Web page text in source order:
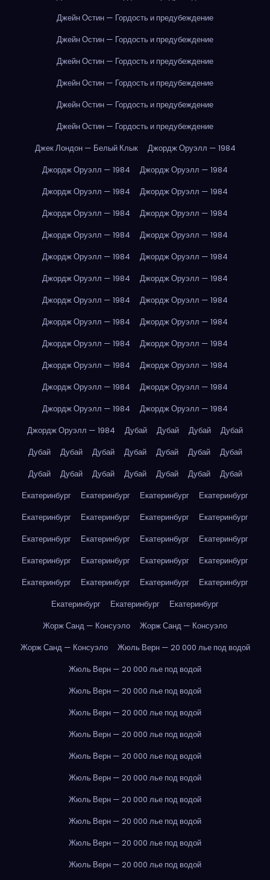
Джейн Остин — Гордость и предубеждение
Джейн Остин — Гордость и предубеждение
Джейн Остин — Гордость и предубеждение
Джейн Остин — Гордость и предубеждение
Джейн Остин — Гордость и предубеждение
Джейн Остин — Гордость и предубеждение
Джек Лондон — Белый Клык
Джордж Оруэлл — 1984
Джордж Оруэлл — 1984
Джордж Оруэлл — 1984
Джордж Оруэлл — 1984
Джордж Оруэлл — 1984
Джордж Оруэлл — 1984
Джордж Оруэлл — 1984
Джордж Оруэлл — 1984
Джордж Оруэлл — 1984
Джордж Оруэлл — 1984
Джордж Оруэлл — 1984
Джордж Оруэлл — 1984
Джордж Оруэлл — 1984
Джордж Оруэлл — 1984
Джордж Оруэлл — 1984
Джордж Оруэлл — 1984
Джордж Оруэлл — 1984
Джордж Оруэлл — 1984
Джордж Оруэлл — 1984
Джордж Оруэлл — 1984
Джордж Оруэлл — 1984
Джордж Оруэлл — 1984
Джордж Оруэлл — 1984
Джордж Оруэлл — 1984
Джордж Оруэлл — 1984
Джордж Оруэлл — 1984
Дубай Дубай Дубай
Дубай
Дубай
Дубай Дубай Дубай Дубай Дубай
Дубай
Дубай
Дубай Дубай Дубай Дубай Дубай
Дубай
Екатеринбург
Екатеринбург Екатеринбург
Екатеринбург
Екатеринбург
Екатеринбург Екатеринбург
Екатеринбург
Екатеринбург
Екатеринбург Екатеринбург
Екатеринбург
Екатеринбург
Екатеринбург Екатеринбург
Екатеринбург
Екатеринбург
Екатеринбург Екатеринбург
Екатеринбург
Екатеринбург
Екатеринбург
Екатеринбург
Жорж Санд — Консуэло
Жорж Санд — Консуэло
Жорж Санд — Консуэло
Жюль Верн — 20 000 лье под водой
Жюль Верн — 20 000 лье под водой
Жюль Верн — 20 000 лье под водой
Жюль Верн — 20 000 лье под водой
Жюль Верн — 20 000 лье под водой
Жюль Верн — 20 000 лье под водой
Жюль Верн — 20 000 лье под водой
Жюль Верн — 20 000 лье под водой
Жюль Верн — 20 000 лье под водой
Жюль Верн — 20 000 лье под водой
Жюль Верн — 20 000 лье под водой